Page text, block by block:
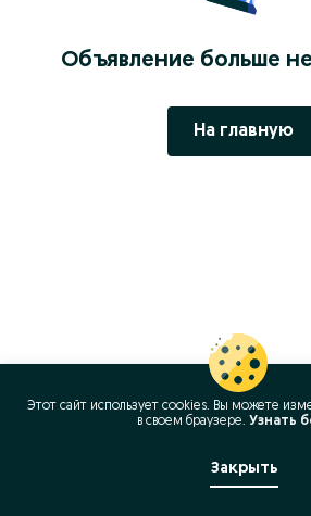
Объявление больше
На главную
Этот сайт использует cookies. Вы можете
в своeм браузере. Узнать
Закрыть